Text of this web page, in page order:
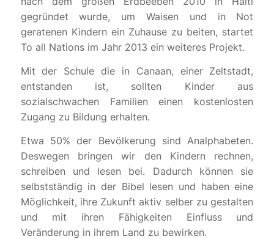
gegründet wurde, um Waisen und in Not
geratenen Kindern ein Zuhause zu beiten, startet
To all Nations im Jahr 2013 ein weiteres Projekt.
Mit der Schule die in Canaan, einer Zeltstadt,
entstanden ist, sollten Kinder aus
sozialschwachen Familien einen kostenlosten
Zugang zu Bildung erhalten.
Etwa 50% der Bevölkerung sind Analphabeten.
Deswegen bringen wir den Kindern rechnen,
schreiben und lesen bei. Dadurch können sie
selbstständig in der Bibel lesen und haben eine
Möglichkeit, ihre Zukunft aktiv selber zu gestalten
und mit ihren Fähigkeiten Einfluss und
Veränderung in ihrem Land zu bewirken.